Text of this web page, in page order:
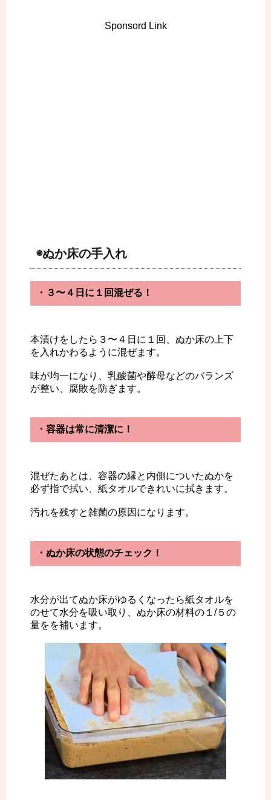
Sponsord Link
◉ぬか床の手入れ
・３〜４日に１回混ぜる！
本漬けをしたら３〜４日に１回、ぬか床の上下
を入れかわるように混ぜます。
味が均一になり、乳酸菌や酵母などのバランズ
が整い、腐敗を防ぎます。
・容器は常に清潔に！
混ぜたあとは、容器の縁と内側についたぬかを
必ず指で拭い、紙タオルできれいに拭きます。
汚れを残すと雑菌の原因になります。
・ぬか床の状態のチェック！
水分が出てぬか床がゆるくなったら紙タオルを
のせて水分を吸い取り、ぬか床の材料の１/５の
量をを補います。